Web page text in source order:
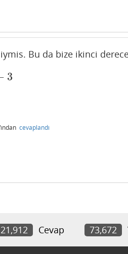
Bu da bize ikinci
3
cevaplandı
21,912 Cevap 73,672